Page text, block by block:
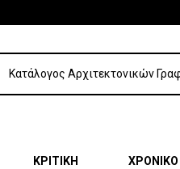
Κατάλογος Αρχιτεκτονικών
ΚΡΙΤΙΚΗ ΧΡΟΝΙΚΟ